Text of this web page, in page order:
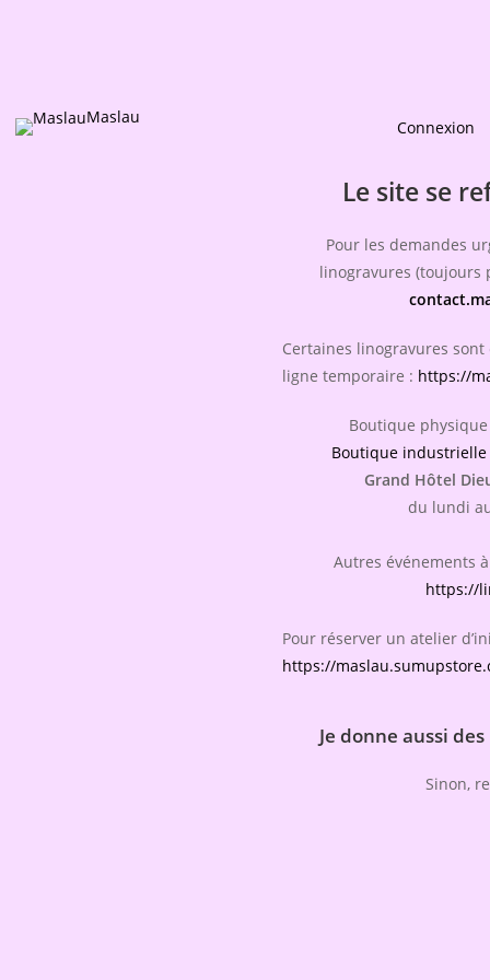
Maslau
Connexion
Le site se
Pour les demandes
linogravures (toujours
Certaines linogravures
ligne temporaire : https://
Boutique
Boutique
Grand Hôtel
du lundi
Autres événements
https://
Pour réserver un atelier
https://
Je donne aussi
Sinon,